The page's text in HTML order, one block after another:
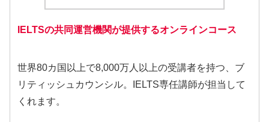
IELTSの共同運営機関が提供するオンラインコース
世界80カ国以上で8,000万人以上の受講者を持つ、ブ
リティッシュカウンシル。IELTS専任講師が担当して
くれます。